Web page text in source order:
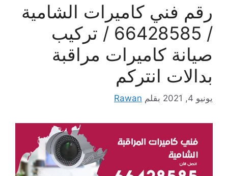
رقم فني كاميرات الشامية
/ 66428585 / تركيب
صيانة كاميرات مراقبة
بدالات انتركم
يونيو 4, 2021 بقلم Rawan